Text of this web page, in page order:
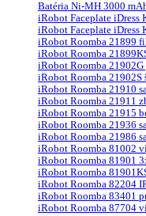
Batéria Ni-MH 3000
iRobot Faceplate
iRobot Faceplate
iRobot Roomba 21899
iRobot Roomba
iRobot Roomba 21902G
iRobot Roomba 21902S
iRobot Roomba 21910
iRobot Roomba 21911
iRobot Roomba 21915
iRobot Roomba 21936
iRobot Roomba 21986
iRobot Roomba 81002
iRobot Roomba 81901
iRobot Roomba
iRobot Roomba 82204
iRobot Roomba 83401
iRobot Roomba 87704